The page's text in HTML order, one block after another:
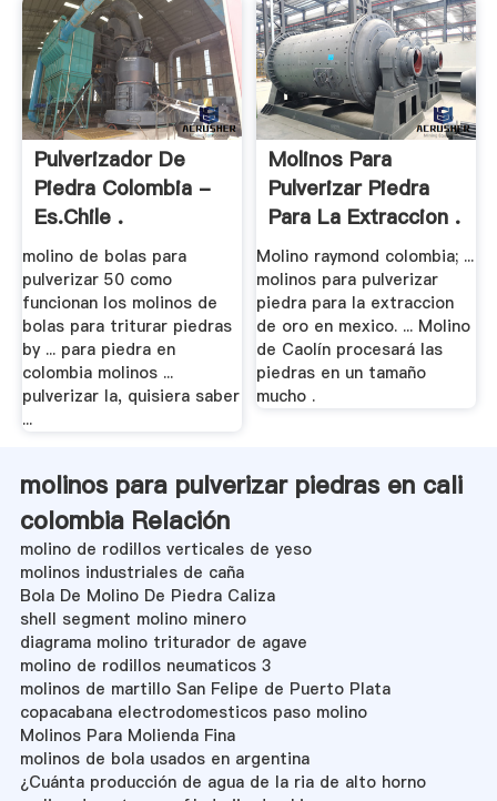
Pulverizador De
Piedra Colombia -
Es.chile .
molino de bolas para
pulverizar 50 como
funcionan los molinos de
bolas para triturar piedras
by ... para piedra en
colombia molinos ...
pulverizar la, quisiera saber
...
Molinos Para
Pulverizar Piedra
Para La Extraccion .
Molino raymond colombia; ...
molinos para pulverizar
piedra para la extraccion
de oro en mexico. ... Molino
de Caolín procesará las
piedras en un tamaño
mucho .
molinos para pulverizar piedras en cali
colombia Relación
molino de rodillos verticales de yeso
molinos industriales de caña
Bola De Molino De Piedra Caliza
shell segment molino minero
diagrama molino triturador de agave
molino de rodillos neumaticos 3
molinos de martillo San Felipe de Puerto Plata
copacabana electrodomesticos paso molino
Molinos Para Molienda Fina
molinos de bola usados en argentina
¿Cuánta producción de agua de la ria de alto horno